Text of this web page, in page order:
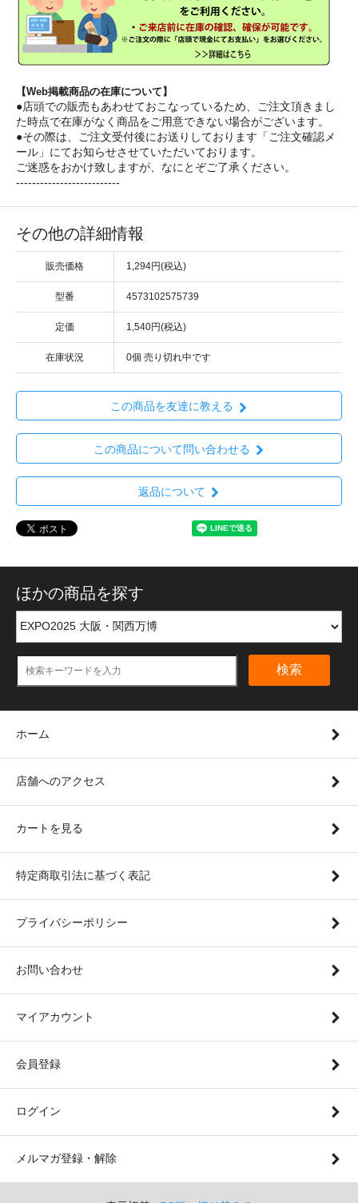
【Web掲載商品の在庫について】
●店頭での販売もあわせておこなっているため、ご注文頂きまし
た時点で在庫がなく商品をご用意できない場合がございます。
●その際は、ご注文受付後にお送りしております「ご注文確認メ
ール」にてお知らせさせていただいております。
ご迷惑をおかけ致しますが、なにとぞご了承ください。
--------------------------
その他の詳細情報
販売価格 1,294円(税込)
型番 4573102575739
定価 1,540円(税込)
在庫状況 0個 売り切れ中です
この商品を友達に教える
この商品について問い合わせる
返品について
ほかの商品を探す
検索
ホーム
店舗へのアクセス
カートを見る
特定商取引法に基づく表記
プライバシーポリシー
お問い合わせ
マイアカウント
会員登録
ログイン
メルマガ登録・解除